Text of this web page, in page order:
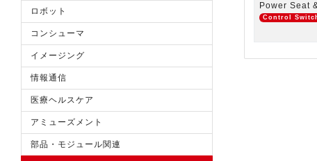
ロボット
コンシューマ
イメージング
情報通信
医療ヘルスケア
アミューズメント
部品・モジュール関連
Power Seat
Control